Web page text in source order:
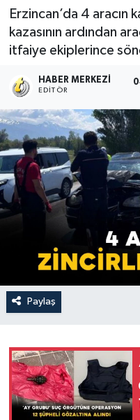
Erzincan’da 4 aracın
kazasının ardından
itfaiye ekiplerince
HABER MERKEZI
EDITÖR
Paylaş